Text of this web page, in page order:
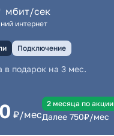
мбит/сек
интернет
Подключение
в подарок на 3 мес.
₽/мес
2 месяцa по акции
Далее 750₽/мес